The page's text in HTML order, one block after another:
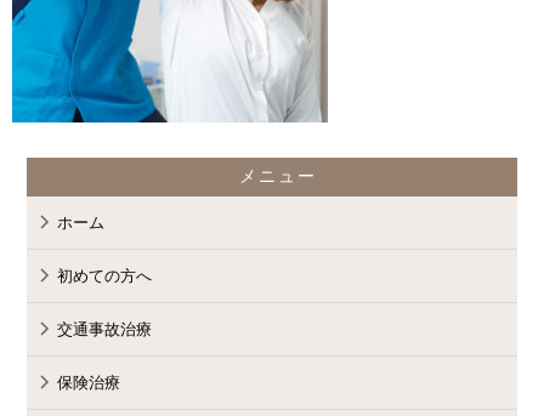
メニュー
ホーム
初めての方へ
交通事故治療
保険治療